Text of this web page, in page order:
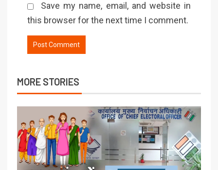
Save my name, email, and website in
this browser for the next time I comment.
MORE STORIES